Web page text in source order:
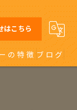
はこちら
の特徴ブログ